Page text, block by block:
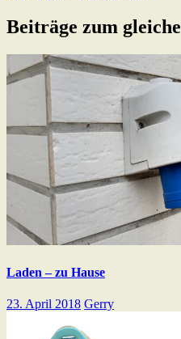
Beiträge zum
Laden – zu Hause
23. April 2018 Gerry